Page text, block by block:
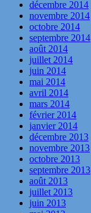
décembre 2014
novembre 2014
octobre 2014
septembre 2014
août 2014
juillet 2014
juin 2014
mai 2014
avril 2014
mars 2014
février 2014
janvier 2014
décembre 2013
novembre 2013
octobre 2013
septembre 2013
août 2013
juillet 2013
juin 2013